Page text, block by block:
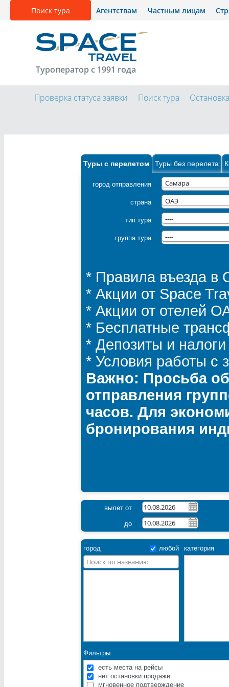
Поиск тура Агентствам Частным лицам
Туроператор с 1991 года
Проверка статуса заявки Поиск тура
Туры с перелетом Туры без перелета
город отправления Самара
страна ОАЭ
тип тура ----
группа тура ----
* Правила въезда
* Акции от Space
* Акции от отелей
* Бесплатные
* Депозиты и
* Условия работы с
Важно: Просьба
отправления
часов. Для
бронирования
вылет от
до
город любой категория
Фильтры
есть места на рейсы
нет остановки продажи
мгновенное подтверждение